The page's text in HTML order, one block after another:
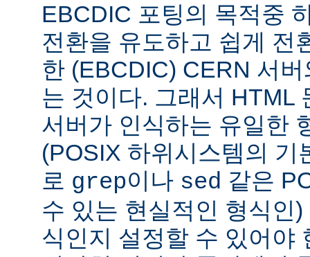
EBCDIC 포팅의 목적중
전환을 유도하고 쉽게 전
한 (EBCDIC) CERN 서
는 것이다. 그래서 HTML
서버가 인식하는 유일한
(POSIX 하위시스템의 기
로 grep이나 sed 같은
수 있는 현실적인 형식인
식인지 설정할 수 있어야